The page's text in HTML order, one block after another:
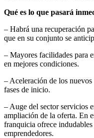
Qué es lo que pasará
– Habrá una recuperación
que en su conjunto se
– Mayores facilidades para
en mejores condiciones.
– Aceleración de los nuevos
fases de inicio.
– Auge del sector servicios
ampliación de la oferta. En
franquicia ofrece
emprendedores.